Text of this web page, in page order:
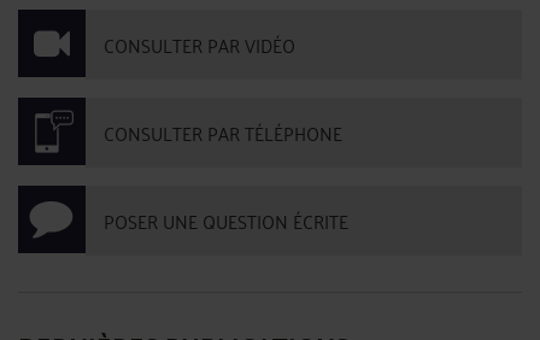
CONSULTER PAR VIDÉO
CONSULTER PAR TÉLÉPHONE
POSER UNE QUESTION ÉCRITE